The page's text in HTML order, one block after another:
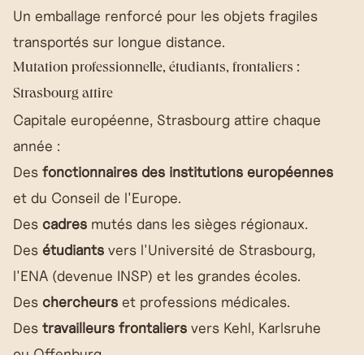
Un emballage renforcé pour les objets fragiles
transportés sur longue distance.
Mutation professionnelle, étudiants, frontaliers :
Strasbourg attire
Capitale européenne, Strasbourg attire chaque
année :
Des fonctionnaires des institutions européennes
et du Conseil de l'Europe.
Des cadres mutés dans les sièges régionaux.
Des étudiants vers l'Université de Strasbourg,
l'ENA (devenue INSP) et les grandes écoles.
Des chercheurs et professions médicales.
Des travailleurs frontaliers vers Kehl, Karlsruhe